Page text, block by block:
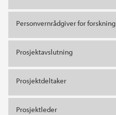
Personvernrådgiver for forskning
Prosjektavslutning
Prosjektdeltaker
Prosjektleder